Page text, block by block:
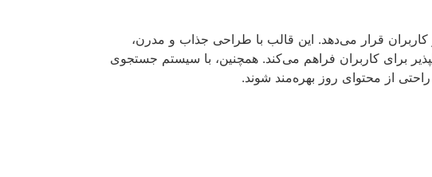
کاربران قرار می‌دهد. این قالب با طراحی جذاب و مدرن،
برای کاربران فراهم می‌کند. همچنین، با سیستم جستجوی
از محتوای روز بهره‌مند شوند.